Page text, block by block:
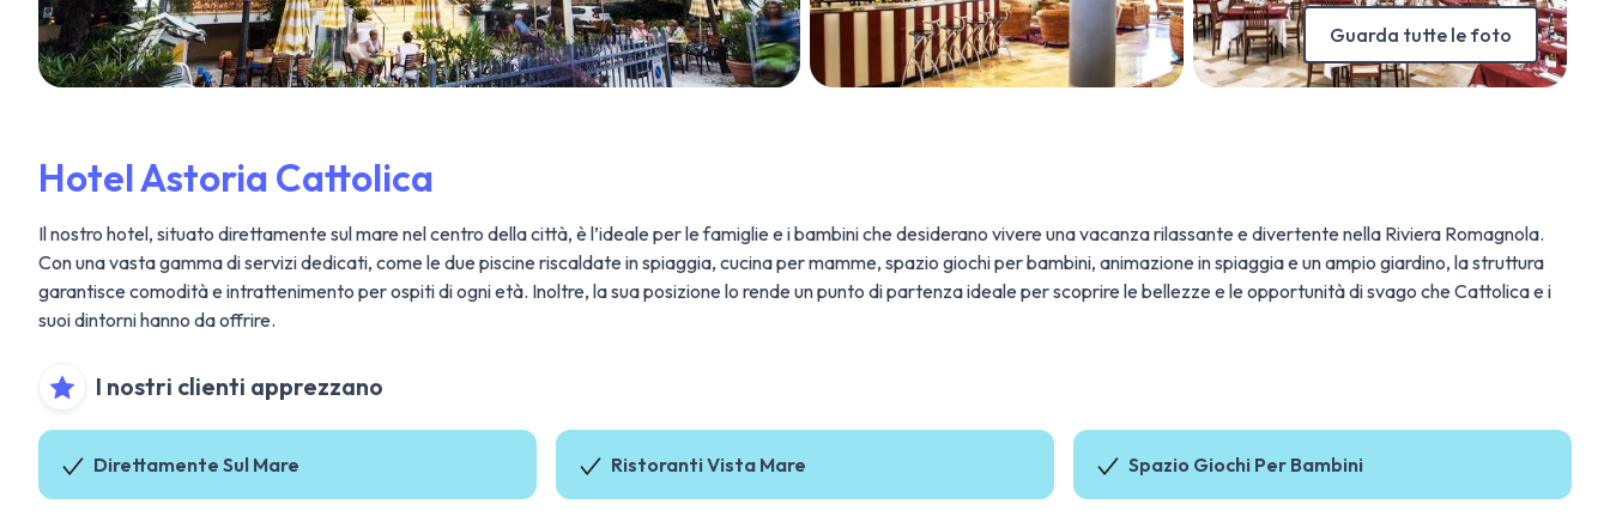
Guarda tutte le foto
Hotel Astoria Cattolica
Il nostro hotel, situato direttamente sul mare nel centro della città, è l’ideale per le famiglie e i bambini che desiderano vivere una vacanza rilassante e divertente nella Riviera Romagnola.
Con una vasta gamma di servizi dedicati, come le due piscine riscaldate in spiaggia, cucina per mamme, spazio giochi per bambini, animazione in spiaggia e un ampio giardino, la struttura
garantisce comodità e intrattenimento per ospiti di ogni età​. Inoltre, la sua posizione lo rende un punto di partenza ideale per scoprire le bellezze e le opportunità di svago che Cattolica e i
suoi dintorni hanno da offrire.
I nostri clienti apprezzano
Direttamente Sul Mare Ristoranti Vista Mare Spazio Giochi Per Bambini